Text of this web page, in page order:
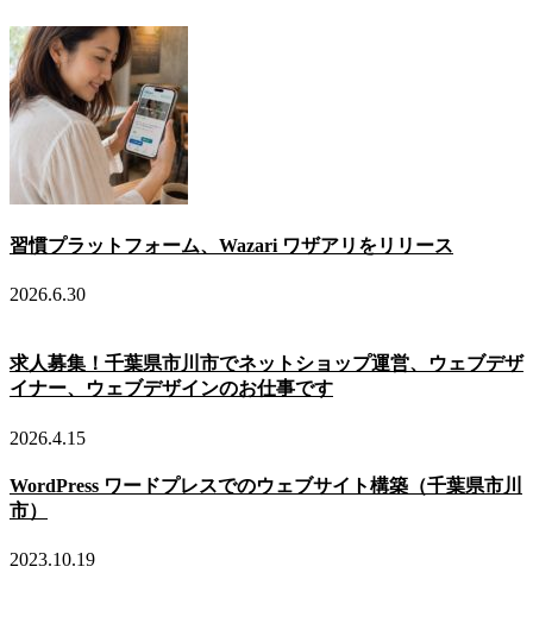
習慣プラットフォーム、Wazari ワザアリをリリース
2026.6.30
求人募集！千葉県市川市でネットショップ運営、ウェブデザ
イナー、ウェブデザインのお仕事です
2026.4.15
WordPress ワードプレスでのウェブサイト構築（千葉県市川
市）
2023.10.19